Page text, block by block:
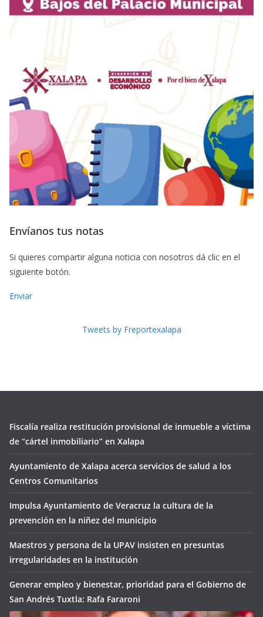
Envíanos tus notas
Si quieres compartir alguna noticia con nosotros dá clic en el
siguiente botón.
Enviar
Tweets by Freportexalapa
Fiscalía realiza restitución provisional de inmueble a víctima
de “cártel inmobiliario” en Xalapa
Ayuntamiento de Xalapa acerca servicios de salud a los
Centros Comunitarios
Impulsa Ayuntamiento de Veracruz la cultura de la
prevención en la niñez del municipio
Maestros y persona de la UPAV insisten en presuntas
irregularidades en la institución
Generar empleo y bienestar, prioridad para el Gobierno de
San Andrés Tuxtla: Rafa Fararoni